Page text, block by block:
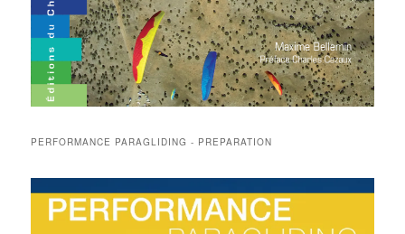
PERFORMANCE PARAGLIDING - PREPARATION